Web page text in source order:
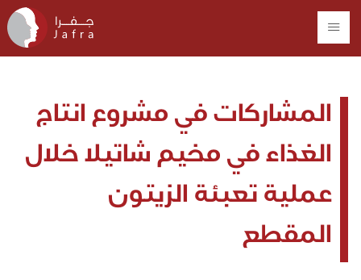
المشاركات في مشروع انتاج
الغذاء في مخيم شاتيلا خلال
عملية تعبئة الزيتون
المقطع